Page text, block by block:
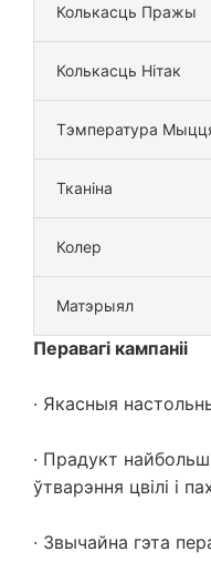
Колькасць Пражы
Колькасць Нітак
Тэмпература
Тканіна
Колер
Матэрыял
Перавагі кампаніі
· Якасныя
· Прадукт
ўтварэння цвілі і
· Звычайна гэта